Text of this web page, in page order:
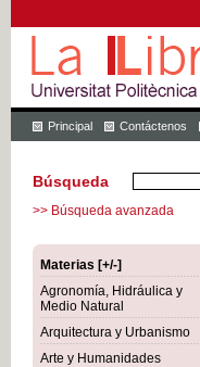
Principal Contáctenos
Búsqueda
>> Búsqueda avanzada
Materias [+/-]
Agronomía, Hidráulica y
Medio Natural
Arquitectura y Urbanismo
Arte y Humanidades